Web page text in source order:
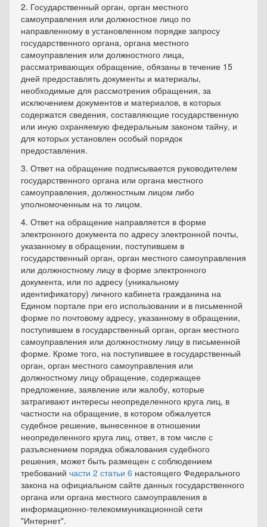
2. Государственный орган, орган местного
самоуправления или должностное лицо по
направленному в установленном порядке запросу
государственного органа, органа местного
самоуправления или должностного лица,
рассматривающих обращение, обязаны в течение 15
дней предоставлять документы и материалы,
необходимые для рассмотрения обращения, за
исключением документов и материалов, в которых
содержатся сведения, составляющие государственную
или иную охраняемую федеральным законом тайну, и
для которых установлен особый порядок
предоставления.
3. Ответ на обращение подписывается руководителем
государственного органа или органа местного
самоуправления, должностным лицом либо
уполномоченным на то лицом.
4. Ответ на обращение направляется в форме
электронного документа по адресу электронной почты,
указанному в обращении, поступившем в
государственный орган, орган местного самоуправления
или должностному лицу в форме электронного
документа, или по адресу (уникальному
идентификатору) личного кабинета гражданина на
Едином портале при его использовании и в письменной
форме по почтовому адресу, указанному в обращении,
поступившем в государственный орган, орган местного
самоуправления или должностному лицу в письменной
форме. Кроме того, на поступившее в государственный
орган, орган местного самоуправления или
должностному лицу обращение, содержащее
предложение, заявление или жалобу, которые
затрагивают интересы неопределенного круга лиц, в
частности на обращение, в котором обжалуется
судебное решение, вынесенное в отношении
неопределенного круга лиц, ответ, в том числе с
разъяснением порядка обжалования судебного
решения, может быть размещен с соблюдением
требований части 2 статьи 6 настоящего Федерального
закона на официальном сайте данных государственного
органа или органа местного самоуправления в
информационно-телекоммуникационной сети
"Интернет".